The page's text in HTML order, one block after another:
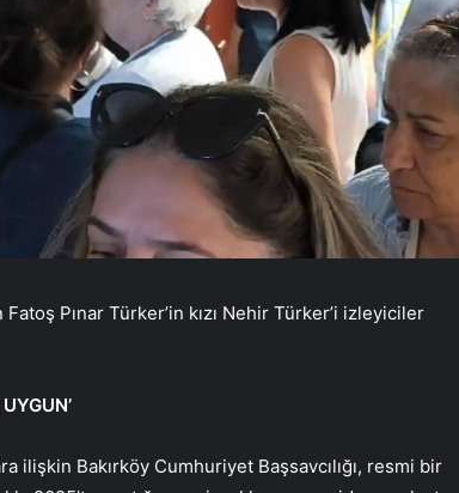
Pınar Türker’in kızı Nehir Türker’i izleyiciler
ilişkin Bakırköy Cumhuriyet Başsavcılığı, resmi bir